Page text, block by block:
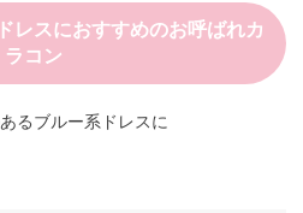
レスにおすすめのお呼ばれカ
ラコン
るブルー系ドレスに